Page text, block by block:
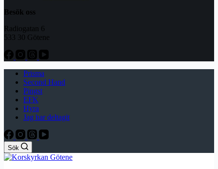
Besök oss
Radiogatan 6
533 30 Götene
Prisma
Second Hand
Pingst
EFK
Hyra
Jag har deltagit
Sök